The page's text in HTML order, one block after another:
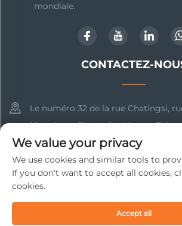
mondiale.
CONTACTEZ-
Le numéro 32 de la rue Chatingsi,
Ningxiang, Changsha, Hunan, Chine
+86-17369211460
[email protected]
Droits d'auteur © 2025 Changsha Beto New
Technology Co., Ltd. Tous droits réservés
We value your privacy
We use cookies and similar tools to
If you don't want to accept all cookies,
cookies.
Accept all